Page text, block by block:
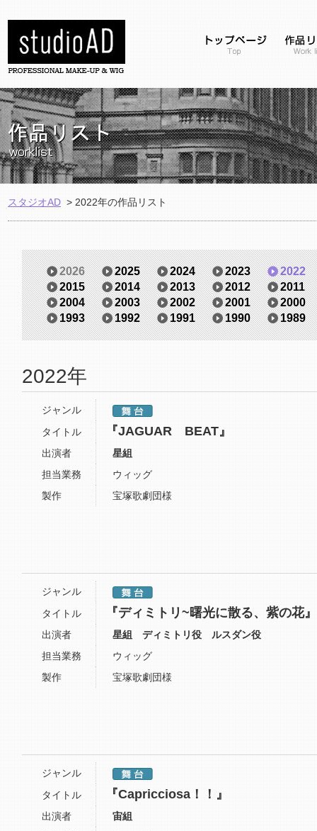
スタジオAD > 2022年の作品リスト
2026 2025 2024 2023
2022
2015
2014 2013 2012
2011
2004
2003 2002 2001
2000
1993
1992 1991 1990 1989
2022年
ジャンル
タイトル
『JAGUAR BEAT』
出演者
星組
担当業務
ウィッグ
製作
宝塚歌劇団様
ジャンル
タイトル
『ディミトリ~曙光に散る、紫の花』
出演者
星組 ディミトリ役 ルスダン役
担当業務
ウィッグ
製作
宝塚歌劇団様
ジャンル
タイトル
『Capricciosa！！』
出演者
宙組